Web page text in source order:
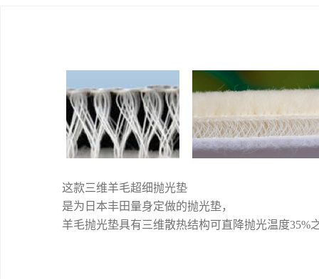
这款三维羊毛超细抛光垫
是为日本丰田量身定做的抛光垫，
羊毛抛光垫具有三维散热结构可直降抛光温度35%